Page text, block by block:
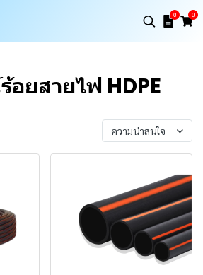
0 0
ยสายไฟ HDPE
ความน่าสนใจ